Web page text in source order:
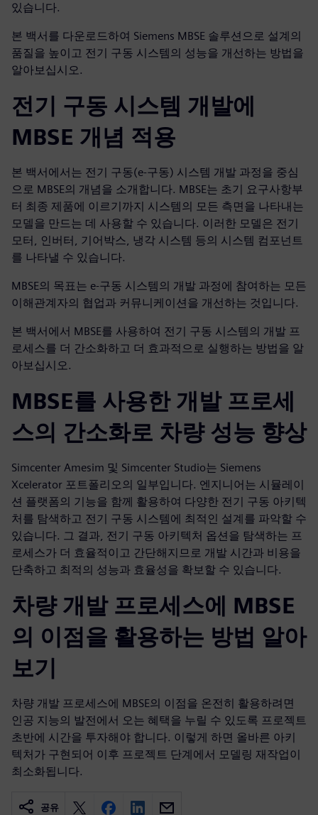
있습니다.
본 백서를 다운로드하여 Siemens MBSE 솔루션으로 설계의
품질을 높이고 전기 구동 시스템의 성능을 개선하는 방법을
알아보십시오.
전기 구동 시스템 개발에
MBSE 개념 적용
본 백서에서는 전기 구동(e-구동) 시스템 개발 과정을 중심
으로 MBSE의 개념을 소개합니다. MBSE는 초기 요구사항부
터 최종 제품에 이르기까지 시스템의 모든 측면을 나타내는
모델을 만드는 데 사용할 수 있습니다. 이러한 모델은 전기
모터, 인버터, 기어박스, 냉각 시스템 등의 시스템 컴포넌트
를 나타낼 수 있습니다.
MBSE의 목표는 e-구동 시스템의 개발 과정에 참여하는 모든
이해관계자의 협업과 커뮤니케이션을 개선하는 것입니다.
본 백서에서 MBSE를 사용하여 전기 구동 시스템의 개발 프
로세스를 더 간소화하고 더 효과적으로 실행하는 방법을 알
아보십시오.
MBSE를 사용한 개발 프로세
스의 간소화로 차량 성능 향상
Simcenter Amesim 및 Simcenter Studio는 Siemens
Xcelerator 포트폴리오의 일부입니다. 엔지니어는 시뮬레이
션 플랫폼의 기능을 함께 활용하여 다양한 전기 구동 아키텍
처를 탐색하고 전기 구동 시스템에 최적인 설계를 파악할 수
있습니다. 그 결과, 전기 구동 아키텍처 옵션을 탐색하는 프
로세스가 더 효율적이고 간단해지므로 개발 시간과 비용을
단축하고 최적의 성능과 효율성을 확보할 수 있습니다.
차량 개발 프로세스에 MBSE
의 이점을 활용하는 방법 알아
보기
차량 개발 프로세스에 MBSE의 이점을 온전히 활용하려면
인공 지능의 발전에서 오는 혜택을 누릴 수 있도록 프로젝트
초반에 시간을 투자해야 합니다. 이렇게 하면 올바른 아키
텍처가 구현되어 이후 프로젝트 단계에서 모델링 재작업이
최소화됩니다.
공유